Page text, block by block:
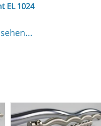
EL 1024